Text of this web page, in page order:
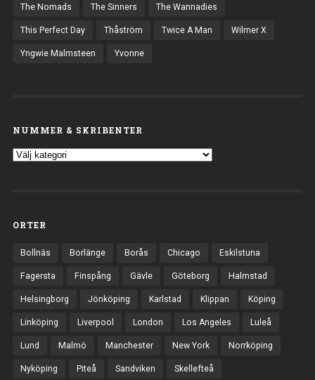
The Nomads The Sinners The Wannadies
This Perfect Day Thåström Twice A Man Wilmer X
Yngwie Malmsteen Yvonne
NUMMER & SKRIBENTER
ORTER
Bollnäs Borlänge Borås Chicago Eskilstuna
Fagersta Finspång Gävle Göteborg Halmstad
Helsingborg Jönköping Karlstad Klippan Köping
Linköping Liverpool London Los Angeles Luleå
Lund Malmö Manchester New York Norrköping
Nyköping Piteå Sandviken Skellefteå